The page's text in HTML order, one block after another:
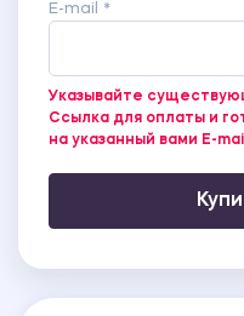
E-mail *
Указывайте
Ссылка для оплаты и
на указанный вами E-